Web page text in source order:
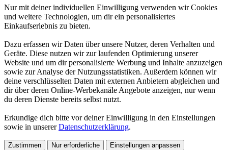
Nur mit deiner individuellen Einwilligung verwenden wir Cookies
und weitere Technologien, um dir ein personalisiertes
Einkaufserlebnis zu bieten.
Dazu erfassen wir Daten über unsere Nutzer, deren Verhalten und
Geräte. Diese nutzen wir zur laufenden Optimierung unserer
Website und um dir personalisierte Werbung und Inhalte anzuzeigen
sowie zur Analyse der Nutzungsstatistiken. Außerdem können wir
deine verschlüsselten Daten mit externen Anbietern abgleichen und
dir über deren Online-Werbekanäle Angebote anzeigen, nur wenn
du deren Dienste bereits selbst nutzt.
Erkundige dich bitte vor deiner Einwilligung in den Einstellungen
sowie in unsererDatenschutzerklärung.
Zustimmen Nur erforderliche Einstellungen anpassen